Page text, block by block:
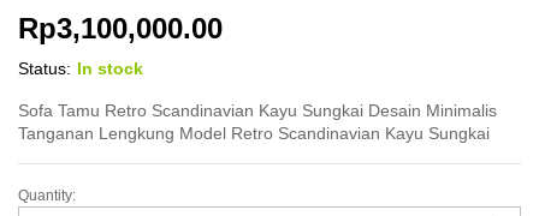
Rp3,100,000.00
Status: In stock
Sofa Tamu Retro Scandinavian Kayu Sungkai Desain Minimalis
Tanganan Lengkung Model Retro Scandinavian Kayu Sungkai
Sofa
Quantity: